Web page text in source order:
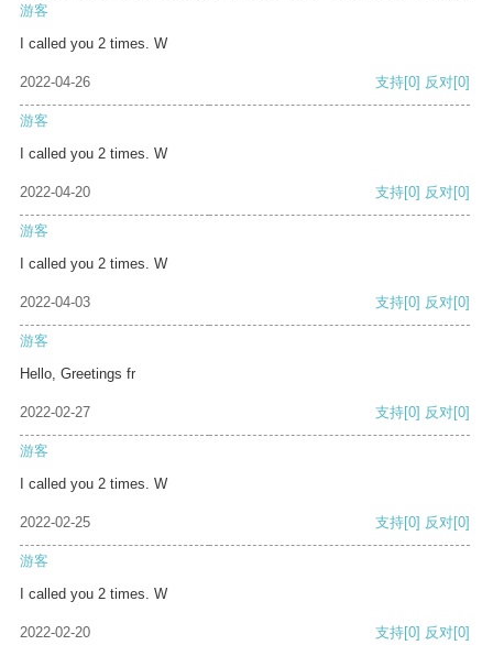
游客
I called you 2 times. W
2022-04-26 支持[0] 反对[0]
游客
I called you 2 times. W
2022-04-20 支持[0] 反对[0]
游客
I called you 2 times. W
2022-04-03 支持[0] 反对[0]
游客
Hello, Greetings fr
2022-02-27 支持[0] 反对[0]
游客
I called you 2 times. W
2022-02-25 支持[0] 反对[0]
游客
I called you 2 times. W
2022-02-20 支持[0] 反对[0]